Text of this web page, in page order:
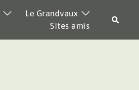
Le Grandvaux
Sites amis